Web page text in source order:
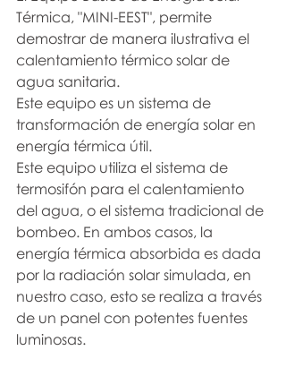
Térmica, "MINI-EEST", permite
demostrar de manera ilustrativa el
calentamiento térmico solar de
agua sanitaria.
Este equipo es un sistema de
transformación de energía solar en
energía térmica útil.
Este equipo utiliza el sistema de
termosifón para el calentamiento
del agua, o el sistema tradicional de
bombeo. En ambos casos, la
energía térmica absorbida es dada
por la radiación solar simulada, en
nuestro caso, esto se realiza a través
de un panel con potentes fuentes
luminosas.